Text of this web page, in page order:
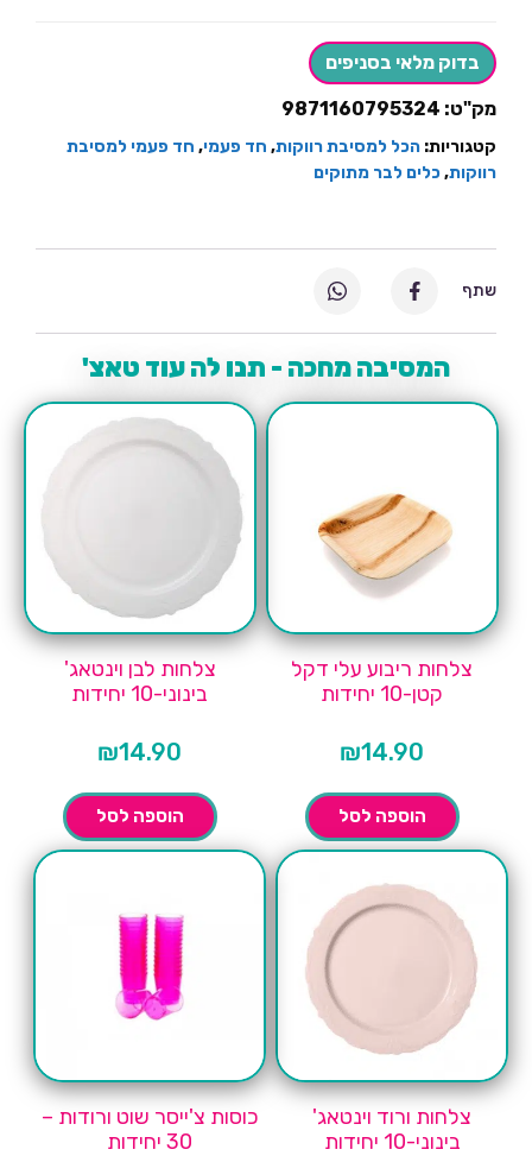
כוסות
מתנה
בדוק מלאי בסניפים
מק"ט: 9871160795324
קטגוריות: הכל למסיבת רווקות, חד פעמי, חד פעמי למסיבת
רווקות,כלים לבר מתוקים
המסיבה מחכה - תנו לה עוד טאצ'
צלחות ריבוע עלי דקל
קטן-10 יחידות
₪14.90
הוספה לסל
צלחות לבן וינטאג'
בינוני-10 יחידות
₪14.90
הוספה לסל
צלחות ורוד וינטאג'
בינוני-10 יחידות
כוסות צ'ייסר שוט ורודות –
30 יחידות
שתף